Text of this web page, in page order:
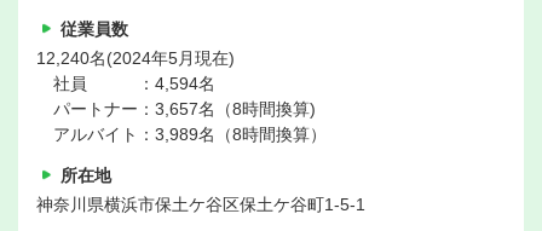
従業員数
12,240名(2024年5月現在)
社員 ：4,594名
パートナー：3,657名（8時間換算)
アルバイト：3,989名（8時間換算）
所在地
神奈川県横浜市保土ケ谷区保土ケ谷町1-5-1